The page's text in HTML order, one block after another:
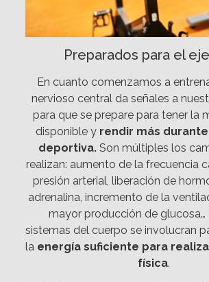
Preparados para el
En cuanto comenzamos a
nervioso central da señales a
para que se prepare para tener la
disponible y rendir más
deportiva.Son múltiples los
realizan: aumento de la frecuencia
presión arterial, liberación de
adrenalina, incremento de la
mayor producción de glucosa…
sistemas del cuerpo se involucran
la energía suficiente para
física.